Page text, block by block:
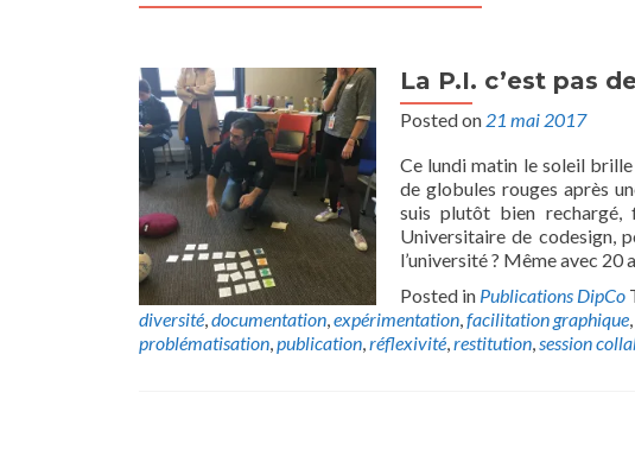
La P.I. c’est pas
Posted on 21 mai 2017
Ce lundi matin le soleil brille
de globules rouges après
suis plutôt bien rechargé,
Universitaire de codesign,
l’université ? Même avec 20
Posted in Publications DipCo
diversité,documentation,expérimentation,facilitation graphique,
problématisation,publication,réflexivité,restitution,session